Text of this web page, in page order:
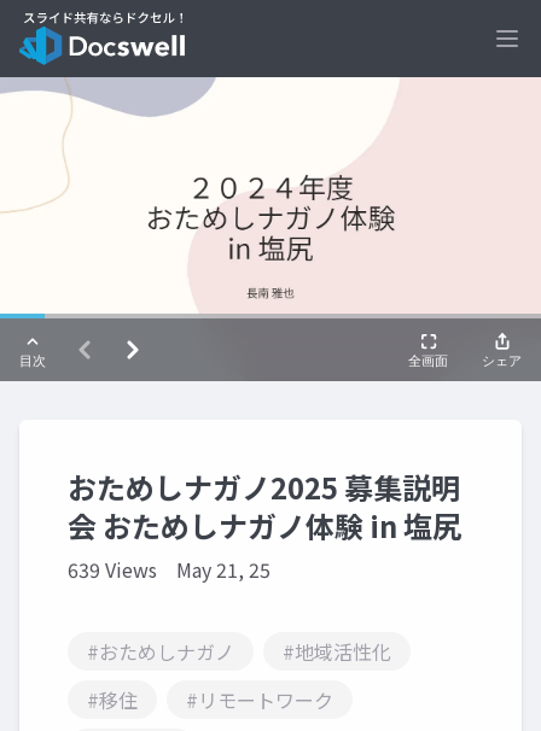
おためしナガノ2025 募集説明
会 おためしナガノ体験 in 塩尻
639 Views May 21, 25
#おためしナガノ
#地域活性化
#移住
#リモートワーク